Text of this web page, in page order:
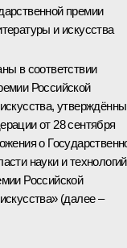
премии
и искусства
в соответствии
Российской
от 28 сентября
о
науки и технологий
Российской
(далее –